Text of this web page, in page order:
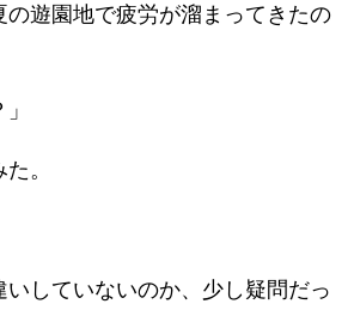
の遊園地で疲労が溜まってきたの
。
していないのか、少し疑問だっ